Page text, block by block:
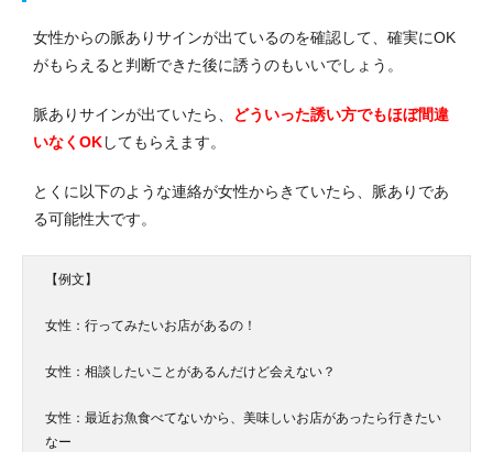
女性からの脈ありサインが出ているのを確認して、確実にOK
がもらえると判断できた後に誘うのもいいでしょう。
脈ありサインが出ていたら、
どういった誘い方でもほぼ間違
いなくOKしてもらえます。
とくに以下のような連絡が女性からきていたら、脈ありであ
る可能性大です。
【例文】
女性：行ってみたいお店があるの！
女性：相談したいことがあるんだけど会えない？
女性：最近お魚食べてないから、美味しいお店があったら行きたい
なー